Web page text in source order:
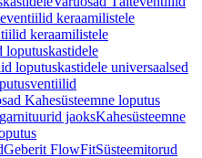
keraamilistele
keraamilistele
loputuskastidele universaalsed
Kahesüsteemne loputus
jaoksKahesüsteemne
Geberit FlowFitSüsteemitorud